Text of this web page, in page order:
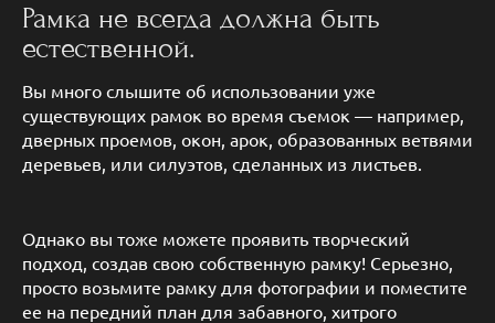
Рамка не всегда должна быть
естественной.​
Вы много слышите об использовании уже
существующих рамок во время съемок — например,
дверных проемов, окон, арок, образованных ветвями
деревьев, или силуэтов, сделанных из листьев.
Однако вы тоже можете проявить творческий
подход, создав свою собственную рамку! Серьезно,
просто возьмите рамку для фотографии и поместите
ее на передний план для забавного, хитрого